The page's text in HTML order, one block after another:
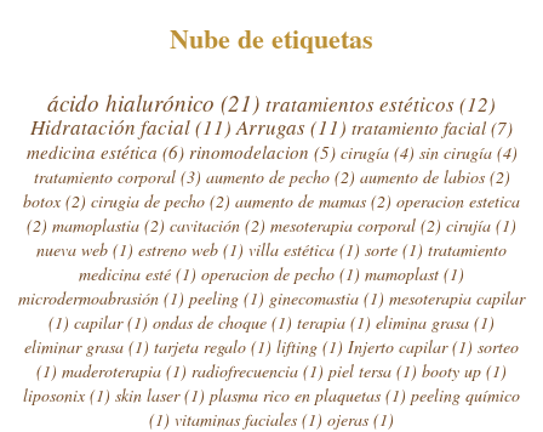
Nube de etiquetas
ácido hialurónico (21) tratamientos estéticos(12)
Hidratación facial(11) Arrugas(11) tratamiento facial (7)
medicina estética (6) rinomodelacion (5) cirugía (4) sin cirugía (4)
tratamiento corporal (3) aumento de pecho (2) aumento de labios (2)
botox (2) cirugia de pecho (2) aumento de mamas (2) operacion estetica
(2) mamoplastia (2) cavitación (2) mesoterapia corporal (2) cirujía (1)
nueva web (1) estreno web (1) villa estética (1) sorte (1) tratamiento
medicina esté (1) operacion de pecho (1) mamoplast (1)
microdermoabrasión (1) peeling (1) ginecomastia (1) mesoterapia capilar
(1) capilar(1) ondas de choque (1) terapia (1) elimina grasa (1)
eliminar grasa (1) tarjeta regalo (1) lifting (1) Injerto capilar(1) sorteo
(1) maderoterapia (1) radiofrecuencia (1) piel tersa (1) booty up (1)
liposonix (1) skin laser(1) plasma rico en plaquetas (1) peeling químico
(1) vitaminas faciales (1) ojeras (1)